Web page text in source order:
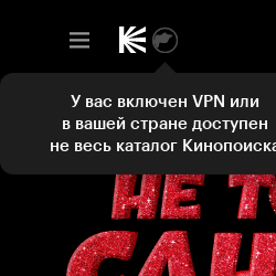
У вас включен VPN или
в вашей стране доступен
не весь каталог